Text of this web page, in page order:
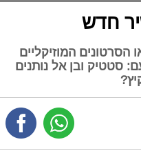
חדש
המוזיקליים
סטטיק ובן אל נותנים